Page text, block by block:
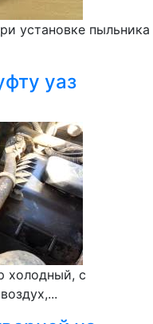
установке пыльника
уаз
холодный, с